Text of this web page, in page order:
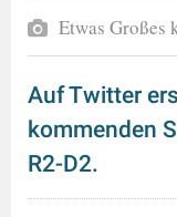
Etwas Großes
Auf Twitter
kommenden
R2-D2.